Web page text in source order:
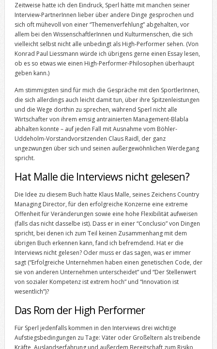
Zeitweise hatte ich den Eindruck, Sperl hätte mit manchen seiner
Interview-PartnerInnen lieber über andere Dinge gesprochen und
sich oft mühevoll von einer “Themenverfehlung” abgehalten, vor
allem bei den WissenschaftlerInnen und Kulturmenschen, die sich
vielleicht selbst nicht alle unbedingt als High-Performer sehen. (Von
Konrad Paul Liessmann würde ich übrigens gerne einen Essay lesen,
ob es so etwas wie einen High-Performer-Philosophen überhaupt
geben kann.)
Am stimmigsten sind für mich die Gespräche mit den SportlerInnen,
die sich allerdings auch leicht damit tun, über ihre Spitzenleistungen
und die Wege dorthin zu sprechen, während Sperl nicht alle
Wirtschafter von ihrem emsig antrainierten Management-Blabla
abhalten konnte – auf jeden Fall mit Ausnahme vom Böhler-
Uddeholm-Vorstandvorsitzenden Claus Raidl, der ganz
ungezwungen über sich und seinen außergewöhnlichen Werdegang
spricht.
Hat Malle die Interviews nicht gelesen?
Die Idee zu diesem Buch hatte Klaus Malle, seines Zeichens Country
Managing Director, für den erfolgreiche Konzerne eine extreme
Offenheit für Veränderungen sowie eine hohe Flexibilität aufweisen
(falls das nicht dasselbe ist). Dass er in einer “Conclusio” von Dingen
spricht, bei denen ich zum Teil keinen Zusammenhang mit dem
übrigen Buch erkennen kann, fand ich befremdend. Hat er die
Interviews nicht gelesen? Oder muss er das sagen, was er immer
sagt (“Erfolgreiche Unternehmen haben einen genetischen Code, der
sie von anderen Unternehmen unterscheidet” und “Der Stellenwert
von sozialer Kompetenz ist extrem hoch” und “Innovation ist
wesentlich”)?
Das Rom der High Performer
Für Sperl jedenfalls kommen in den Interviews drei wichtige
Aufstiegsbedingungen zu Tage: Väter oder Großeltern als treibende
Kräfte, Auslandserfahrung und außerdem Bereitschaft zum Risiko